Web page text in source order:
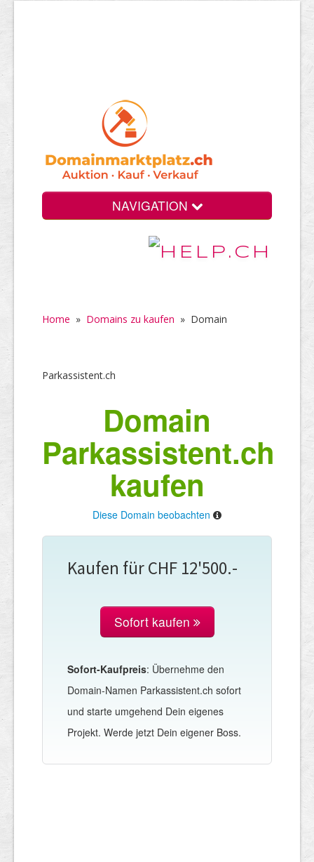
NAVIGATION
Home » Domains zu kaufen » Domain
Parkassistent.ch
Domain
Parkassistent.ch
kaufen
Diese Domain beobachten
Kaufen für CHF 12'500.-
Sofort kaufen
Sofort-Kaufpreis: Übernehme den
Domain-Namen Parkassistent.ch sofort
und starte umgehend Dein eigenes
Projekt. Werde jetzt Dein eigener Boss.